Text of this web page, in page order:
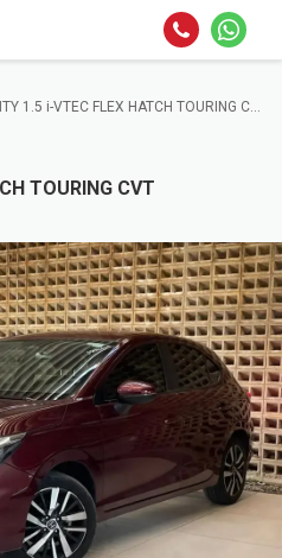
1.5 i-VTEC FLEX HATCH TOURING CVT
TOURING CVT